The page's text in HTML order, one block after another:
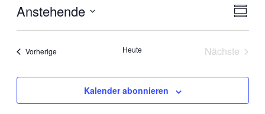
Anstehende
VorherigeVeranstaltungen Heute
Nächste
Kalender abonnieren